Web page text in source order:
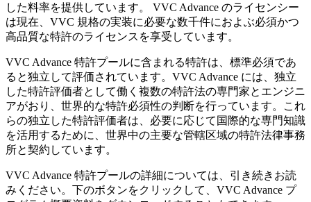
した料率を提供しています。 VVC Advance のライセンシー
は現在、VVC 規格の実装に必要な数千件におよぶ必須かつ
高品質な特許のライセンスを享受しています。
VVC Advance 特許プールに含まれる特許は、標準必須であ
ると独立して評価されています。VVC Advance には、独立
した特許評価者として働く複数の特許法の専門家とエンジニ
アがおり、世界的な特許必須性の判断を行っています。これ
らの独立した特許評価者は、必要に応じて国際的な専門知識
を活用するために、世界中の主要な管轄区域の特許法律事務
所と契約しています。
VVC Advance 特許プールの詳細については、引き続きお読
みください。下のボタンをクリックして、VVC Advance プ